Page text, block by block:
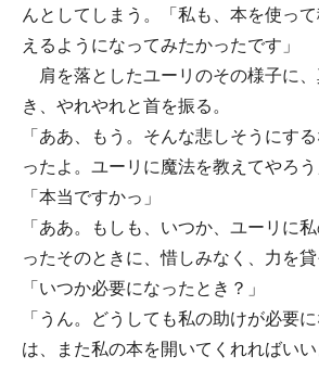
んとしてしまう。「私も、本を使っ
えるようになってみたかったです」
肩を落としたユーリのその様子に
き、やれやれと首を振る。
「ああ、もう。そんな悲しそうにす
ったよ。ユーリに魔法を教えてやろう
「本当ですかっ」
「ああ。もしも、いつか、ユーリに
ったそのときに、惜しみなく、力を貸
「いつか必要になったとき？」
「うん。どうしても私の助けが必要
は、また私の本を開いてくれればい